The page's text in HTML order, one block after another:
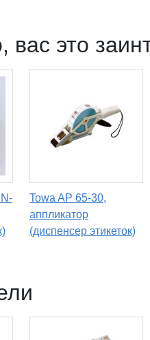
вас это
Towa AP 65-30,
аппликатор
(диспенсер этикеток)